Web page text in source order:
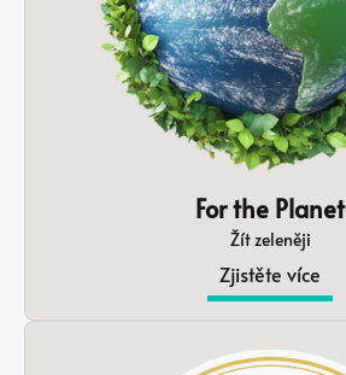
For the Planet
Žít zeleněji
Zjistěte více